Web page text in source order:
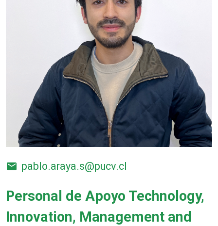
Personal de Apoyo Technology,
Innovation, Management and
email pablo.araya.s@pucv.cl